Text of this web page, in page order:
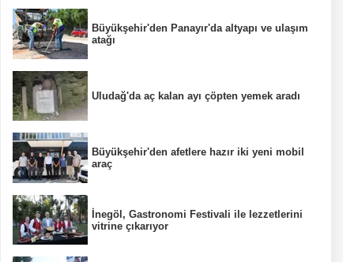
Büyükşehir'den Panayır'da altyapı ve ulaşım
atağı
Uludağ'da aç kalan ayı çöpten yemek aradı
Büyükşehir'den afetlere hazır iki yeni mobil
araç
İnegöl, Gastronomi Festivali ile lezzetlerini
vitrine çıkarıyor